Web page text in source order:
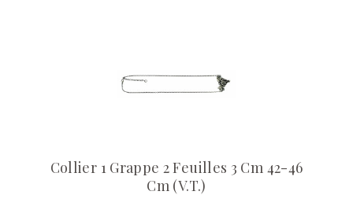
Collier 1 Grappe 2 Feuilles 3 Cm 42-46
Cm (V.T.)